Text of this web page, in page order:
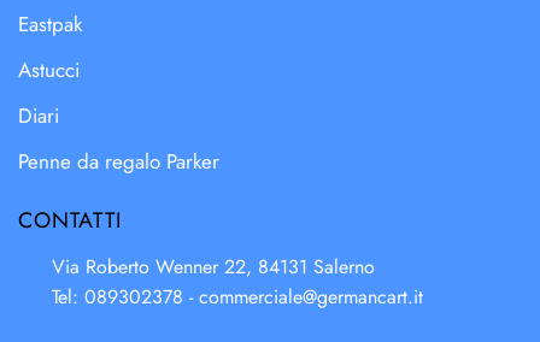
Eastpak
Astucci
Diari
Penne da regalo Parker
CONTATTI
Via Roberto Wenner 22, 84131 Salerno
Tel: 089302378 -commerciale@germancart.it